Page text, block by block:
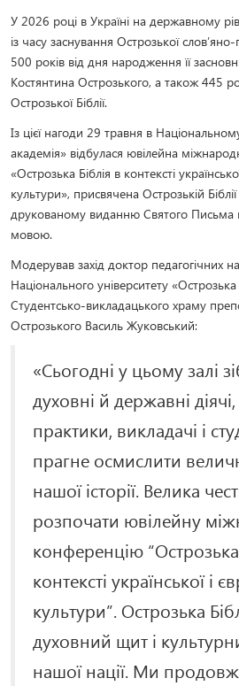
У 2026 році в Україні на державному
із часу заснування Острозької
500 років від дня народження її
Костянтина Острозького, а також 445
Острозької Біблії.
Із цієї нагоди 29 травня в
академія» відбулася ювілейна
«Острозька Біблія в контексті
культури», присвячена Острозькій
друкованому виданню Святого Письма
мовою.
Модерував захід доктор педагогічних
Національного університету
Студентсько-викладацького храму
Острозького Василь Жуковський:
«Сьогодні у цьому залі
духовні й державні
практики, викладачі і
прагне осмислити
нашої історії. Велика
розпочати ювілейну
конференцію “Острозька
контексті української і
культури”. Острозька
духовний щит і
нашої нації. Ми